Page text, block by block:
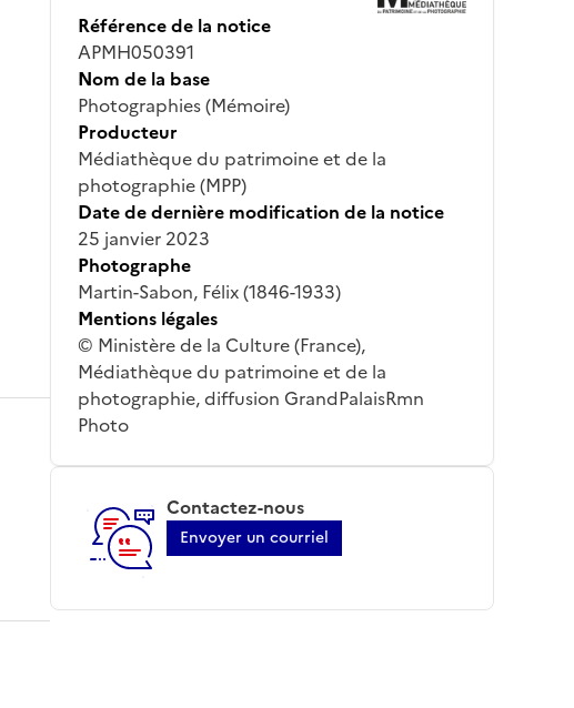
Référence de la notice
APMH050391
Nom de la base
Photographies (Mémoire)
Producteur
Médiathèque du patrimoine et de la
photographie (MPP)
Date de dernière modification de la notice
25 janvier 2023
Photographe
Martin-Sabon, Félix (1846-1933)
Mentions légales
© Ministère de la Culture (France),
Médiathèque du patrimoine et de la
photographie, diffusion GrandPalaisRmn
Photo
Contactez-nous
Envoyer un courriel